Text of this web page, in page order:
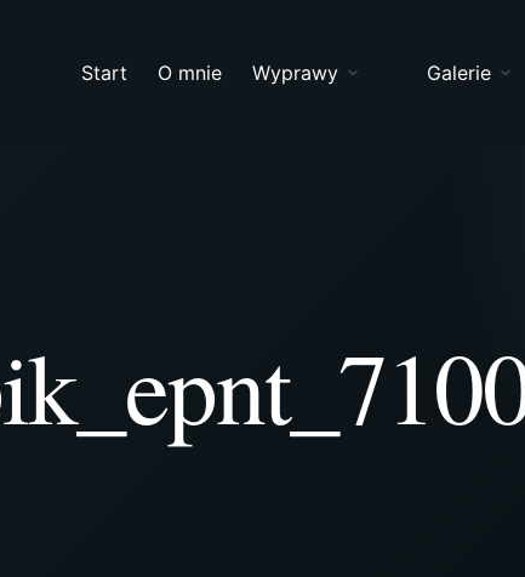
Start O mnie Wyprawy Galerie